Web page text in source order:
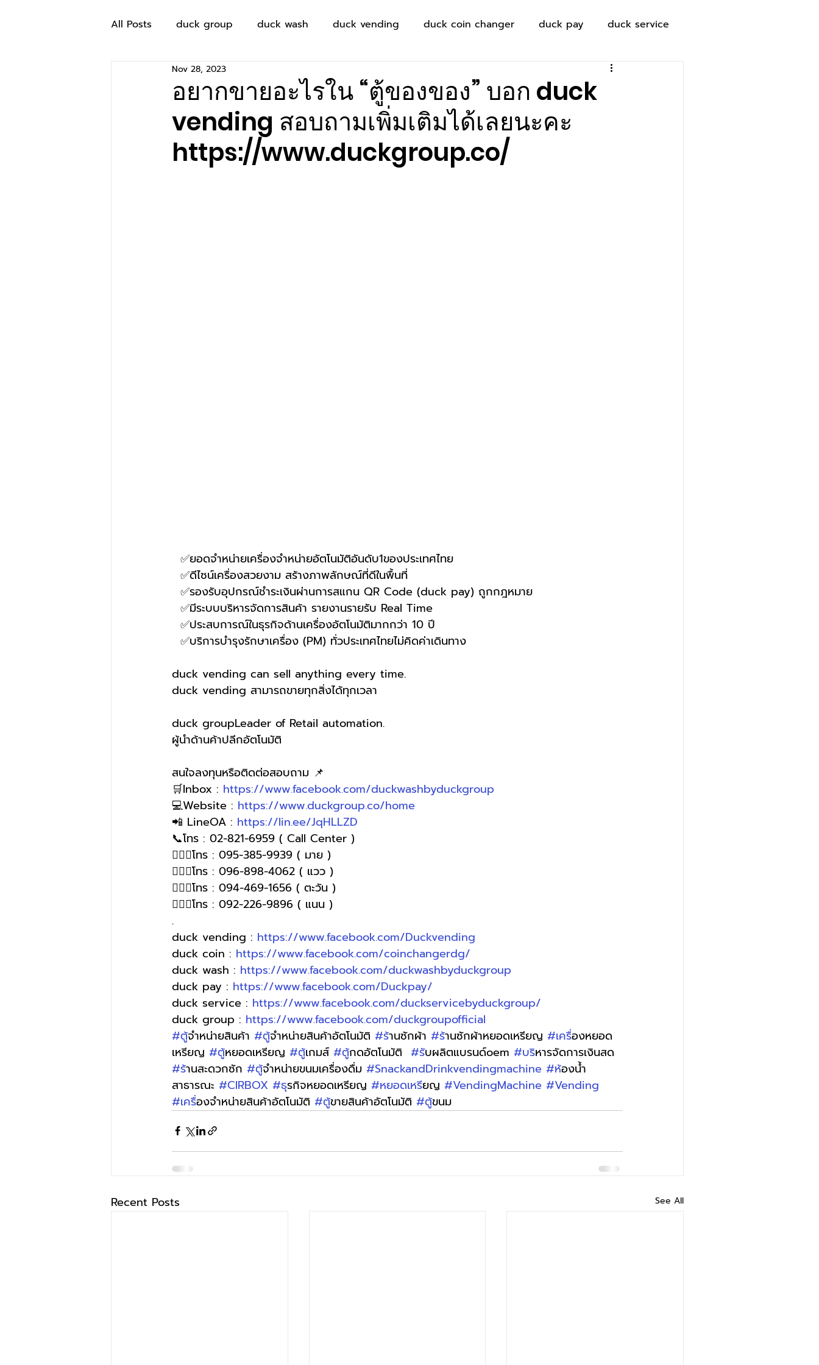
All Posts duck group duck wash duck vending duck coin changer duck pay duck service
อยากขายอะไรใน “ตู้ของของ” บอก duck
vending สอบถามเพิ่มเติมได้เลยนะคะ
https://www.duckgroup.co/
Nov 28, 2023
✅ยอดจำหน่ายเครื่องจำหน่ายอัตโนมัติอันดับ1ของประเทศไทย
✅ดีไซน์เครื่องสวยงาม สร้างภาพลักษณ์ที่ดีในพื้นที่
✅รองรับอุปกรณ์ชำระเงินผ่านการสแกน QR Code (duck pay) ถูกกฎหมาย
✅มีระบบบริหารจัดการสินค้า รายงานรายรับ Real Time
✅ประสบการณ์ในธุรกิจด้านเครื่องอัตโนมัติมากกว่า 10 ปี
✅บริการบำรุงรักษาเครื่อง (PM) ทั่วประเทศไทยไม่คิดค่าเดินทาง
duck vending can sell anything every time.
duck vending สามารถขายทุกสิ่งได้ทุกเวลา
duck groupLeader of Retail automation.
ผู้นำด้านค้าปลีกอัตโนมัติ
สนใจลงทุนหรือติดต่อสอบถาม 📌
🛒Inbox : https://www.facebook.com/duckwashbyduckgroup
💻Website : https://www.duckgroup.co/home
📲 LineOA : https://lin.ee/JqHLLZD
📞โทร : 02-821-6959 ( Call Center )
🙋🏻‍♀️โทร : 095-385-9939 ( มาย )
🙋🏻‍♀โทร : 096-898-4062 ( แวว )
🙋🏻‍♀โทร : 094-469-1656 ( ตะวัน )
🙋🏻‍♀️โทร : 092-226-9896 ( แนน )
.
duck vending : https://www.facebook.com/Duckvending
duck coin : https://www.facebook.com/coinchangerdg/
duck wash : https://www.facebook.com/duckwashbyduckgroup
duck pay : https://www.facebook.com/Duckpay/
duck service : https://www.facebook.com/duckservicebyduckgroup/
duck group : https://www.facebook.com/duckgroupofficial
#ตู้จำหน่ายสินค้า #ตู้จำหน่ายสินค้าอัตโนมัติ #ร้านซักผ้า #ร้านซักผ้าหยอดเหรียญ #เครื่องหยอด
เหรียญ #ตู้หยอดเหรียญ #ตู้เกมส์ #ตู้กดอัตโนมัติ #รับผลิตแบรนด์oem #บริหารจัดการเงินสด
#ร้านสะดวกซัก #ตู้จำหน่ายขนมเครื่องดื่ม #SnackandDrinkvendingmachine #ห้องน้ำ
สาธารณะ #CIRBOX #ธุรกิจหยอดเหรียญ #หยอดเหรียญ #VendingMachine #Vending
#เครื่องจำหน่ายสินค้าอัตโนมัติ #ตู้ขายสินค้าอัตโนมัติ #ตู้ขนม
Recent Posts See All